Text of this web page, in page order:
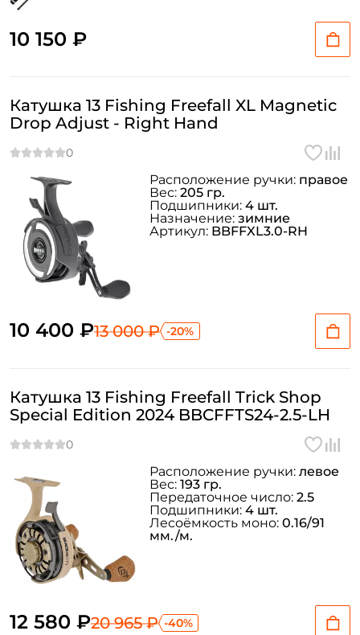
10 150 ₽
Катушка 13 Fishing Freefall XL Magnetic
Drop Adjust - Right Hand
10 400 ₽13 000 ₽ -20%
Расположение ручки: правое
Вес: 205 гр.
Подшипники: 4 шт.
Назначение: зимние
Артикул: BBFFXL3.0-RH
Катушка 13 Fishing Freefall Trick Shop
Special Edition 2024 BBCFFTS24-2.5-LH
12 580 ₽20 965 ₽ -40%
Расположение ручки: левое
Вес: 193 гр.
Передаточное число: 2.5
Подшипники: 4 шт.
Лесоёмкость моно: 0.16/91
мм./м.